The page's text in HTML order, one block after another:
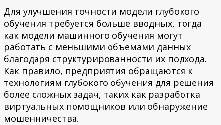
Для улучшения точности модели глубокого
обучения требуется больше вводных, тогда
как модели машинного обучения могут
работать с меньшими объемами данных
благодаря структурированности их подхода.
Как правило, предприятия обращаются к
технологиям глубокого обучения для решения
более сложных задач, таких как разработка
виртуальных помощников или обнаружение
мошенничества.